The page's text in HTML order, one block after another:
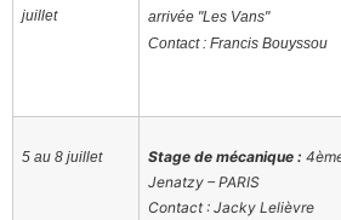
juillet
arrivée "Les Vans"
Contact : Francis Bouyssou
5 au 8 juillet Stage de mécanique :
Jenatzy – PARIS
Contact : Jacky Lelièvre